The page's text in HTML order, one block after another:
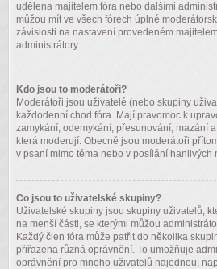
udělena majitelem fóra nebo dalšími
můžou mít ve všech fórech úplné
závislosti na nastavení provedeném
administrátory.
Kdo jsou to moderátoři?
Moderátoři jsou uživatelé (nebo skupiny
každodenní chod fóra. Mají pravomoc k
zamykání, odemykání, přesunování, mazání
která moderují. Obecně jsou moderátoři
v psaní mimo téma nebo v posílání hanlivých
Co jsou to uživatelské skupiny?
Uživatelské skupiny jsou skupiny uživatelů,
na menší části, se kterými můžou
Každý člen fóra může patřit do několika
přiřazena různá oprávnění. To umožňuje
oprávnění pro mnoho uživatelů najednou,